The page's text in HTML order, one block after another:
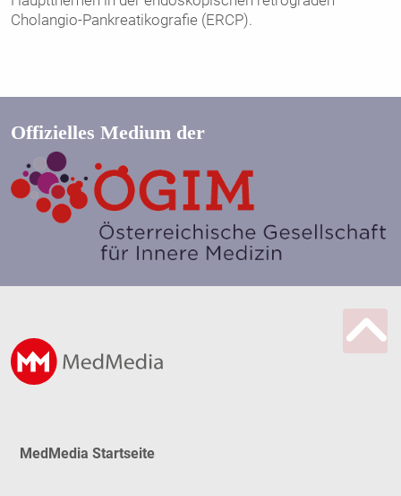
Cholangio-Pankreatikografie (ERCP).
Offizielles Medium der
MedMedia Startseite